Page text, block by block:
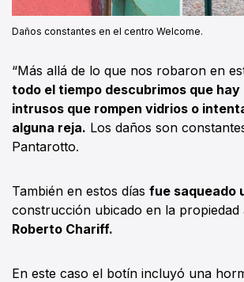
Daños constantes en el centro Welcome.
“Más allá de lo que nos robaron en
todo el tiempo descubrimos que hay
intrusos que rompen vidrios o
alguna reja. Los daños son
Pantarotto.
También en estos días fue saqueado
construcción ubicado en la propiedad
Roberto Chariff.
En este caso el botín incluyó una